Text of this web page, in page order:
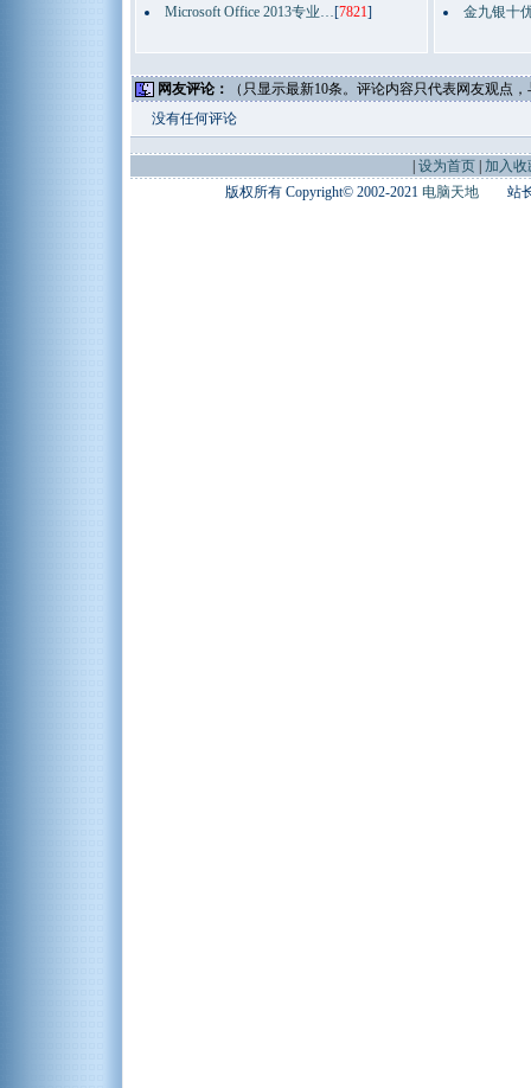
Microsoft Office 2013专业…[7821] 金九银十
网友评论：
（只显示最新10条。评论内容只代表网友观点
没有任何评论
设为首页|
加入收
版权所有 Copyright© 2002-2021 电脑天地 站